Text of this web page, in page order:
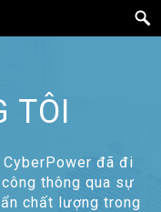
TÔI
đã đi
thông qua sự
chất lượng trong